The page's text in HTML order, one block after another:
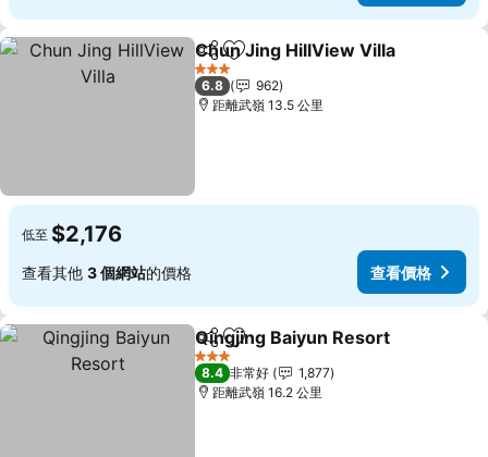
分享 加入我的最愛
Chun Jing HillView Villa
3 星級
6.8
962
距離武嶺 13.5 公里
低至 $2,176
查看其他 3 個網站的價格 查看價格
分享 加入我的最愛
Qingjing Baiyun Resort
3 星級
8.4 非常好
1,877
距離武嶺 16.2 公里